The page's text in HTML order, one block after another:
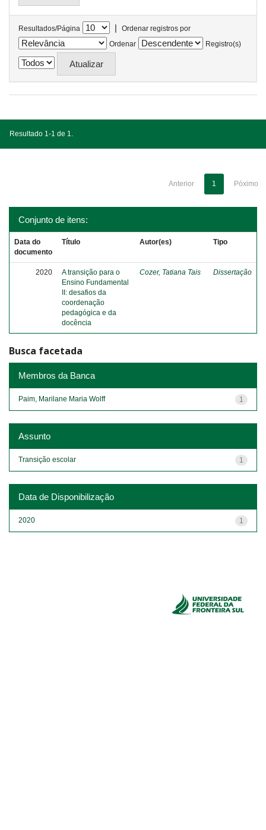
Resultados/Página |
Ordenar registros por
Ordenar
Registro(s)
Resultado 1-1 de 1.
Anterior 1 Póximo
Conjunto de itens:
Data do
documento
Título Autor(es) Tipo
2020
A transição para o
Ensino Fundamental
II: desafios da
coordenação
pedagógica e da
docência
Cozer, Tatiana Tais Dissertação
Busca facetada
Membros da Banca
1
Paim, Marilane Maria Wolff
Assunto
1
Transição escolar
Data de Disponibilização
1
2020